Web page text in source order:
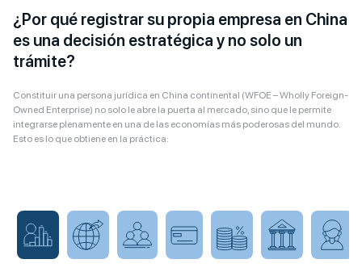
¿Por qué registrar su propia empresa en China
es una decisión estratégica y no solo un
trámite?
Constituir una persona jurídica en China continental (WFOE – Wholly Foreign-
Owned Enterprise) no solo le abre la puerta al mercado, sino que le permite
integrarse plenamente en una de las economías más poderosas del mundo.
Esto es lo que obtiene en la práctica: